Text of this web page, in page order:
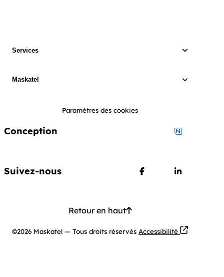
Services
Maskatel
Paramètres des cookies
Conception Conception
Suivez-nous Suivez nous sur
Suivez
Retour en haut
©2026 Maskatel — Tous droits réservés Accessibilité Ouvre dans